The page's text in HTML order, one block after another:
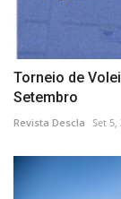
Torneio de
Setembro
Revista Descla Set 5,